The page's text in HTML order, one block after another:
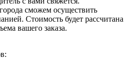
сможем осуществить
Стоимость будет рассчитана
вашего заказа.